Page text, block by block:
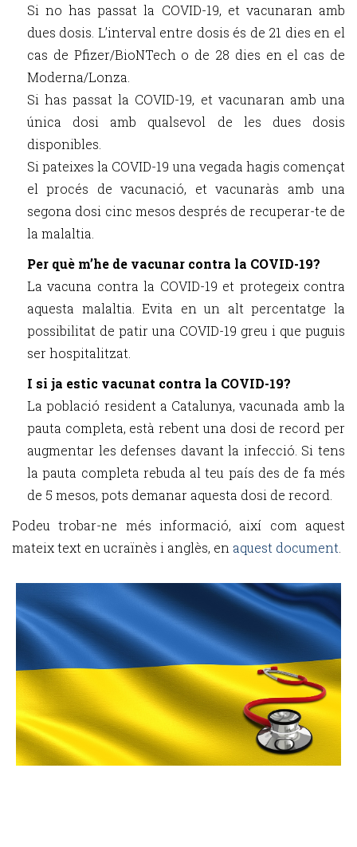
Si no has passat la COVID-19, et vacunaran amb
dues dosis. L’interval entre dosis és de 21 dies en el
cas de Pfizer/BioNTech o de 28 dies en el cas de
Moderna/Lonza.
Si has passat la COVID-19, et vacunaran amb una
única dosi amb qualsevol de les dues dosis
disponibles.
Si pateixes la COVID-19 una vegada hagis començat
el procés de vacunació, et vacunaràs amb una
segona dosi cinc mesos després de recuperar-te de
la malaltia.
Per què m’he de vacunar contra la COVID-19?
La vacuna contra la COVID-19 et protegeix contra
aquesta malaltia. Evita en un alt percentatge la
possibilitat de patir una COVID-19 greu i que puguis
ser hospitalitzat.
I si ja estic vacunat contra la COVID-19?
La població resident a Catalunya, vacunada amb la
pauta completa, està rebent una dosi de record per
augmentar les defenses davant la infecció. Si tens
la pauta completa rebuda al teu país des de fa més
de 5 mesos, pots demanar aquesta dosi de record.
Podeu trobar-ne més informació, així com aquest
mateix text en ucraïnès i anglès, en aquest document